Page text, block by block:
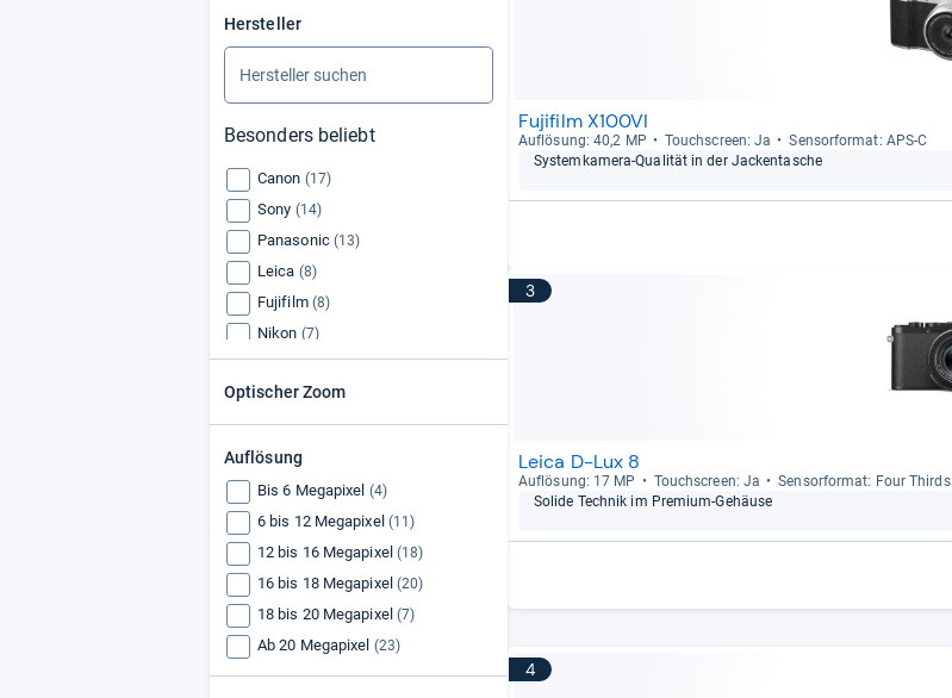
Hersteller
Besonders beliebt
Canon (17)
Sony (14)
Panasonic (13)
Leica (8)
Fujifilm (8)
Nikon (7)
Ricoh (3)
Samsung (3)
Minox (3)
Easypix
Olympus (2)
Medion (2)
Sealife (1)
Optischer Zoom
Auflösung
Bis 6 Megapixel (4)
6 bis 12 Megapixel (11)
12 bis 16 Megapixel (18)
16 bis 18 Megapixel (20)
18 bis 20 Megapixel (7)
Ab 20 Megapixel (23)
Fujifilm X100VI
Auf­lö­sung: 40,2 MP Touch­s­creen: Ja
Sen­sor­for­mat: APS-​C
Sys­tem­ka­mera-​Qua­li­tät in der Jack­en­ta­sche
3
Leica D-Lux 8
Auf­lö­sung: 17 MP Touch­s­creen: Ja
Sen­sor­for­mat: Four Thirds
Solide Tech­nik im Pre­mium-​Gehäuse
4